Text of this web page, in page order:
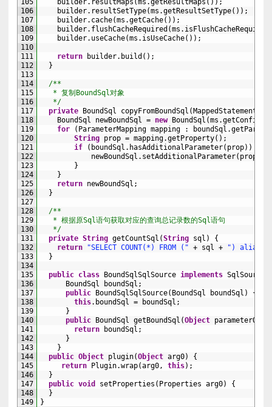
105
106
107
108
109
110
111
112
113
114
115
116
117
118
119
120
121
122
123
124
125
126
127
128
129
130
131
132
133
134
135
136
137
138
139
140
141
142
143
144
145
146
147
148
149
builder. resultMaps (ms .getResultMaps ( ) ) ;
builder. resultSetType(ms .getResultSetType( ) ) ;
builder. cache(ms .getCache( ) ) ;
builder. flushCacheRequired (ms . isFlushCacheRequired
builder. useCache(ms . isUseCache( ) ) ;
return builder. build ( ) ;
}
/**
* 复制BoundSql对象
*/
private
BoundSql copyFromBoundSql ( MappedStatement
BoundSql newBoundSql = new BoundSql (ms .
for
( ParameterMapping mapping : boundSql .
String prop = mapping.getProperty( ) ;
if
( boundSql . hasAdditionalParameter( prop) )
newBoundSql . setAdditionalParameter( prop
}
}
return newBoundSql ;
}
/**
* 根据原Sql语句获取对应的查询总记录数的Sql语句
*/
private String getCountSql (String sql )
{
return
"SELECT COUNT(*) FROM (" + sql +
")
}
public class BoundSqlSqlSource implements SqlSource
BoundSql
boundSql ;
public
BoundSqlSqlSource( BoundSql boundSql )
{
this. boundSql = boundSql ;
}
public
BoundSql getBoundSql (Object
return
boundSql ;
}
}
public Object plugin(Object arg0)
{
return
Plugin.wrap(arg0, this) ;
}
public void setProperties ( Properties arg0)
{
}
}